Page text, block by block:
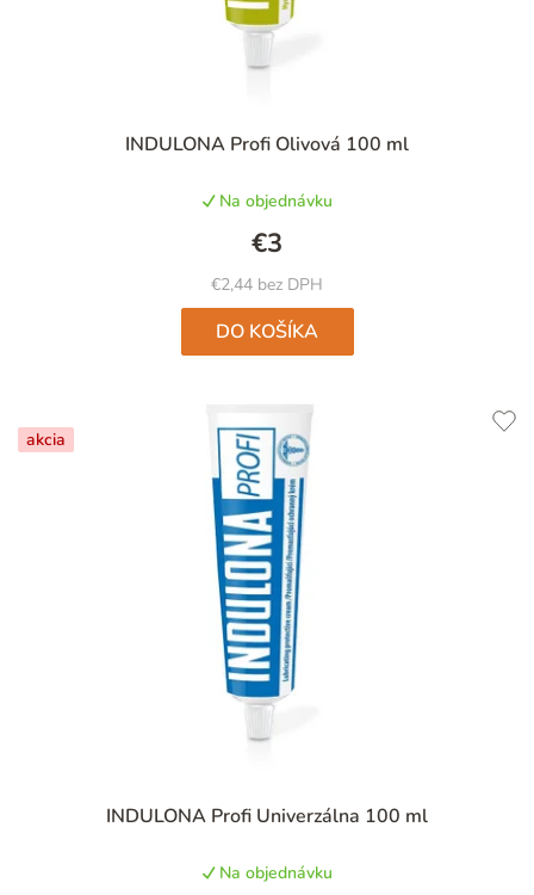
INDULONA Profi Olivová 100 ml
Na objednávku
€2,44 bez DPH
€3
DO KOŠÍKA
akcia
INDULONA Profi Univerzálna 100 ml
hodnotenie
je
Na objednávku